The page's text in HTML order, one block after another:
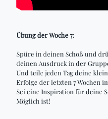
Übung der Woche 7:
Spüre in deinen Schoß und
deinen Ausdruck in der
Und teile jeden Tag deine
Erfolge der letzten 7 Wochen
Sei eine Inspiration für deine
Möglich ist!